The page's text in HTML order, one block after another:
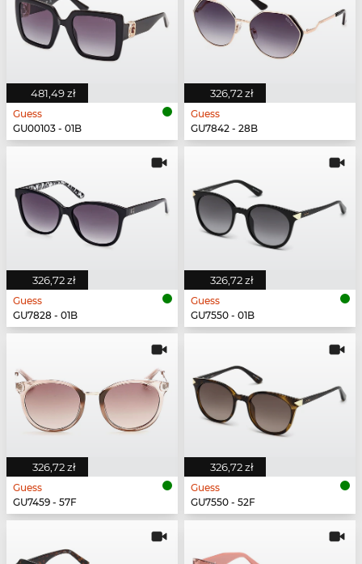
481,49 zł
Guess
GU00103 - 01B
326,72 zł
Guess
GU7842 - 28B
326,72 zł
Guess
GU7828 - 01B
326,72 zł
Guess
GU7550 - 01B
326,72 zł
Guess
GU7459 - 57F
326,72 zł
Guess
GU7550 - 52F